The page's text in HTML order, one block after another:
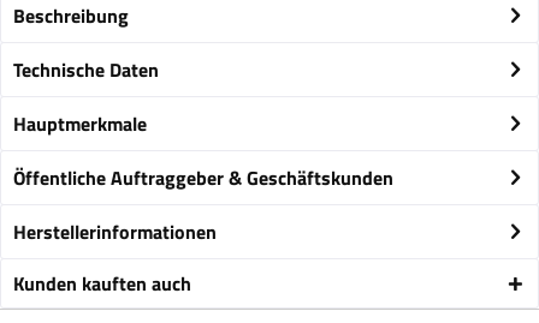
Beschreibung
Technische Daten
Hauptmerkmale
Öffentliche Auftraggeber & Geschäftskunden
Herstellerinformationen
Kunden kauften auch